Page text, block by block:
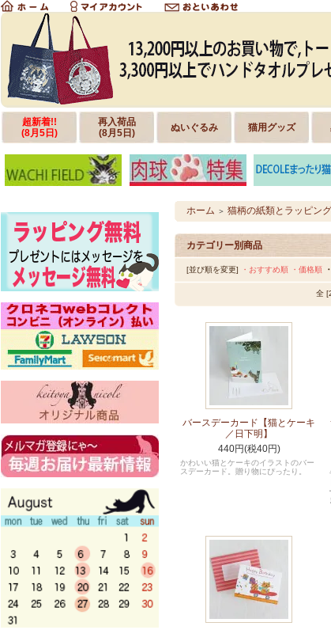
超新着!!
(8月5日)
再入荷品
(8月5日)
ぬいぐるみ 猫用グッズ
ホーム ＞ 猫柄の紙類とラッピン
カテゴリー別商品
[並び順を変更] ・おすすめ順 ・価格順
全
バースデーカード【猫とケーキ
／日下明】
440円(税40円)
かわいい猫とケーキのイラストのバー
スデーカード。贈り物にぴったり。